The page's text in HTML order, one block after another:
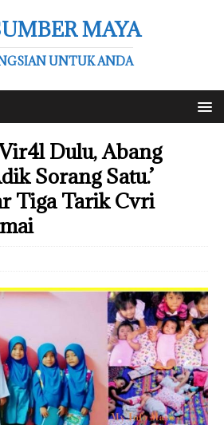
MAYA
UNTUK ANDA
Vir4l Dulu, Abang
Sorang Satu.’
Tiga Tarik Cvri